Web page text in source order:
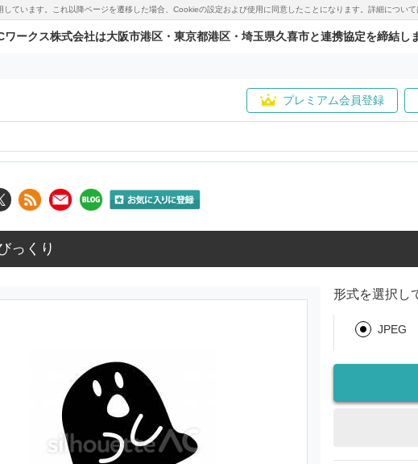
ています。これ以降ページを遷移した場合、Cookieの設定および使用に同意したことになります。詳細につい
ワークス株式会社は大阪市港区・東京都港区・埼玉県久喜市と連携協定を締結し
プレミアム会員登録
っくり
形式を選択し
JPEG